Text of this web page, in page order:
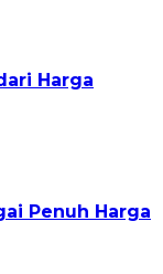
Harga
Penuh Harga